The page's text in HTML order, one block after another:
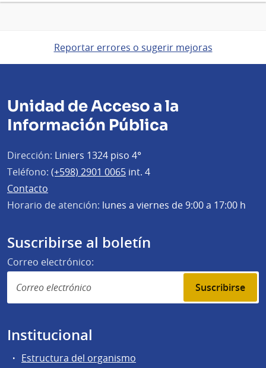
Reportar errores o sugerir mejoras
Unidad de Acceso a la
Información Pública
Dirección: Liniers 1324 piso 4°
Teléfono: (+598) 2901 0065 int. 4
Contacto
Horario de atención: lunes a viernes de 9:00 a 17:00 h
Suscribirse al boletín
Correo electrónico:
Suscribirse
Institucional
Estructura del organismo